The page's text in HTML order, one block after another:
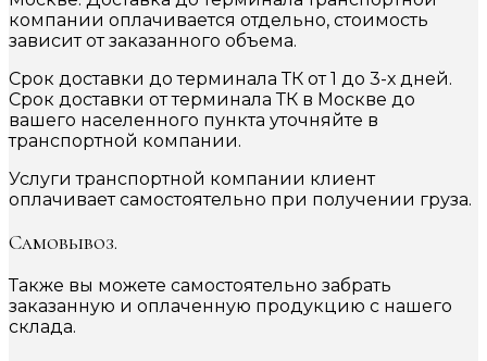
компании оплачивается отдельно, стоимость
зависит от заказанного объема.
Срок доставки до терминала ТК от 1 до 3-х дней.
Срок доставки от терминала ТК в Москве до
вашего населенного пункта уточняйте в
транспортной компании.
Услуги транспортной компании клиент
оплачивает самостоятельно при получении груза.
Самовывоз.
Также вы можете самостоятельно забрать
заказанную и оплаченную продукцию с нашего
склада.